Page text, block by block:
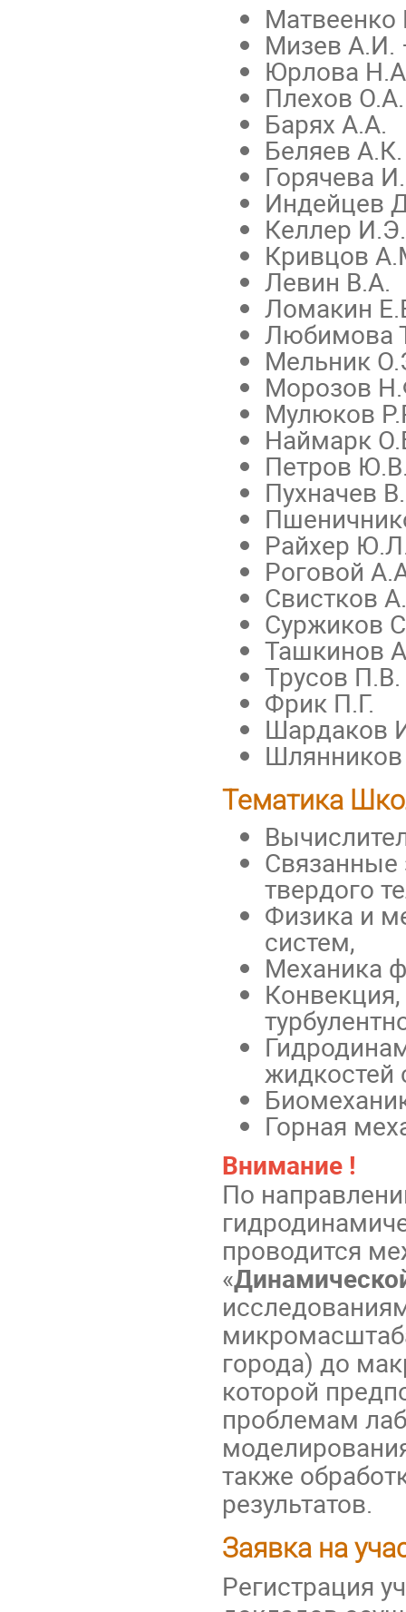
Матвеенко
Мизев А.И.
Юрлова
Плехов О.А.
Барях А.А.
Беляев А.К.
Горячева
Индейцев
Келлер И.Э.
Кривцов
Левин В.А.
Ломакин
Любимова
Мельник
Морозов
Мулюков
Наймарк
Петров
Пухначев
Райхер
Роговой
Свистков
Суржиков
Ташкинов
Трусов П.В.
Фрик П.Г.
Шардаков
Тематика
Связанные
твердого
Физика и
систем,
Механика
жидкостей
Горная
Внимание !
По
проводится
«
города) до
которой
проблемам
также
результатов.
Заявка на
Регистрация